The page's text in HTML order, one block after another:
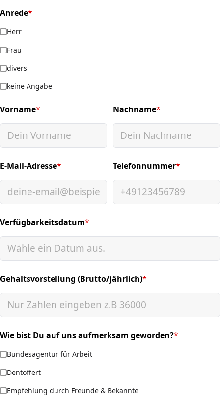
Anrede*
(required)
Herr
Frau
divers
keine Angabe
Vorname*
(required) Nachname*
(required)
E-Mail-Adresse*
(required) Telefonnummer*
(required)
Verfügbarkeitsdatum*
(required)
Gehaltsvorstellung (Brutto/jährlich)*
(required)
Wie bist Du auf uns aufmerksam geworden?*
(required)
Bundesagentur für Arbeit
Dentoffert
Empfehlung durch Freunde & Bekannte